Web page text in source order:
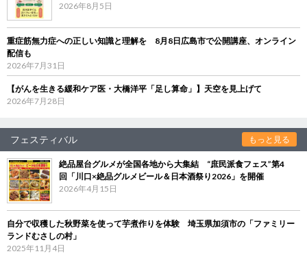
2026年8月5日
重症筋無力症への正しい知識と理解を 8月8日広島市で公開講座、オンライン
配信も
2026年7月31日
【がんを生きる緩和ケア医・大橋洋平「足し算命」】天空を見上げて
2026年7月28日
フェスティバル もっと見る
絶品屋台グルメが全国各地から大集結 “庶民派食フェス”第4
回「川口×絶品グルメビール＆日本酒祭り2026」を開催
2026年4月15日
自分で収穫した秋野菜を使って芋煮作りを体験 埼玉県加須市の「ファミリー
ランドむさしの村」
2025年11月4日